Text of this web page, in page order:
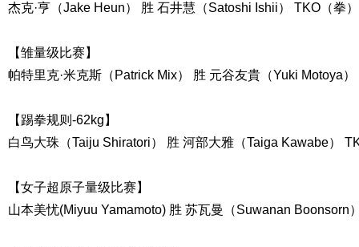
杰克·亨（Jake Heun） 胜 石井慧（Satoshi Ishii） TKO（拳
【雏量级比赛】
帕特里克·米克斯（Patrick Mix） 胜 元谷友貴（Yuki Motoya
【踢拳规则-62kg】
白鸟大珠（Taiju Shiratori） 胜 河部大雅（Taiga Kawabe）
【女子超原子量级比赛】
山本美忧(Miyuu Yamamoto) 胜 苏瓦曼（Suwanan Boonsorn